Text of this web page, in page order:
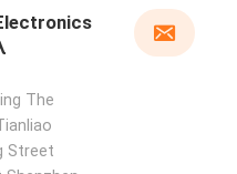
The
Street